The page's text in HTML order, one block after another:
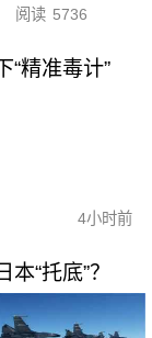
阅读 5736
“精准毒计”
4小时前
“托底”？